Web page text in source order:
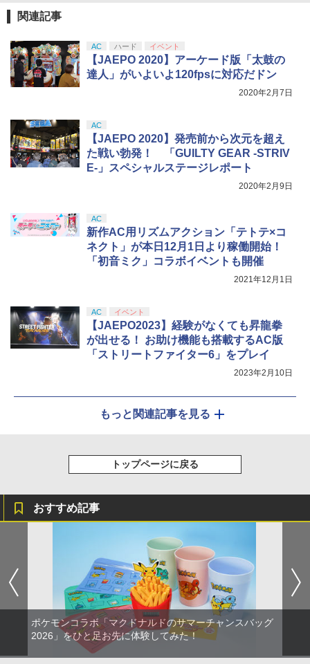
窩座再来 完全生産限定版 [Blu-ray]
￥8,698
5
『映画 ラブライブ！蓮ノ空女学院スクー
ルアイドルクラブ Bloom Garden Part
y』Blu-ray（特装限定版）
関連記事
AC ハード イベント
【JAEPO 2020】アーケード版「太鼓の
達人」がいよいよ120fpsに対応だドン
2020年2月7日
AC
【JAEPO 2020】発売前から次元を超え
た戦い勃発！ 「GUILTY GEAR -STRIV
E-」スペシャルステージレポート
2020年2月9日
AC
新作AC用リズムアクション「テトテ×コ
ネクト」が本日12月1日より稼働開始！
「初音ミク」コラボイベントも開催
2021年12月1日
AC イベント
【JAEPO2023】経験がなくても昇龍拳
が出せる！ お助け機能も搭載するAC版
「ストリートファイター6」をプレイ
2023年2月10日
もっと関連記事を見る
トップページに戻る
おすすめ記事
ポケモンコラボ「マクドナルドのサマーチャンスバッグ
2026」をひと足お先に体験してみた！